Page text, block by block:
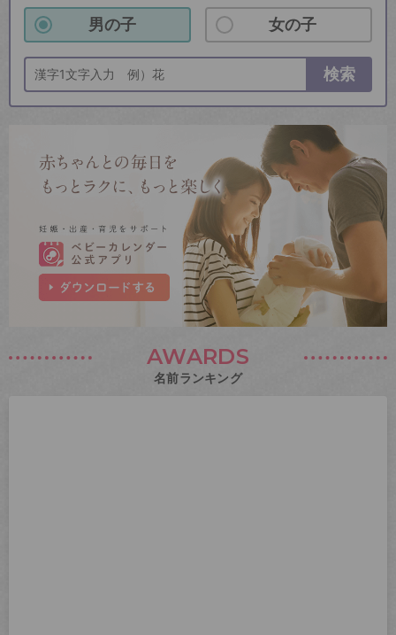
男の子 女の子
検索
AWARDS
名前ランキング